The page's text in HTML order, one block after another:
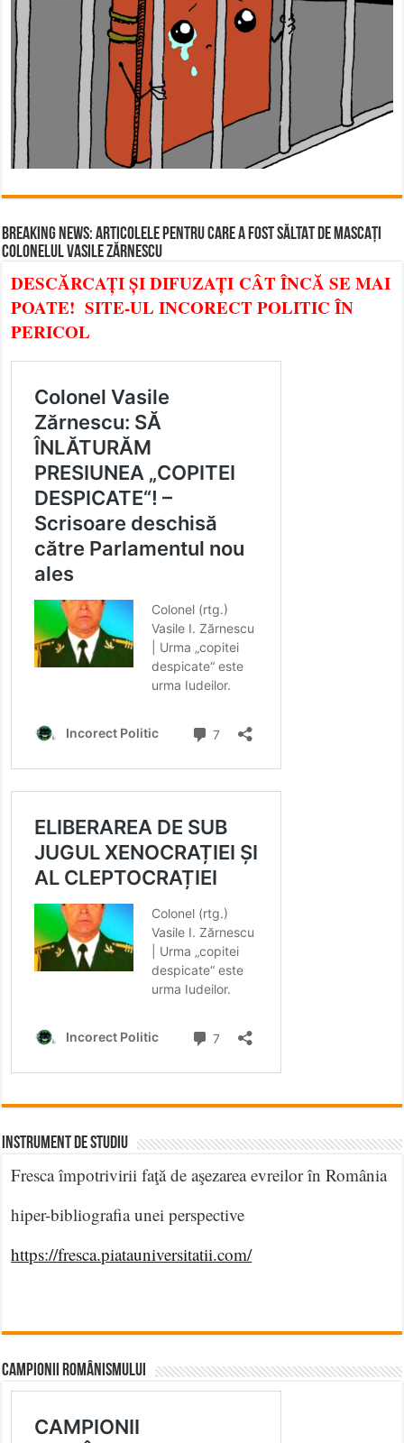
BREAKING NEWS: ARTICOLELE PENTRU CARE A FOST SĂLTAT DE MASCAȚI
COLONELUL VASILE ZĂRNESCU
DESCĂRCAȚI ȘI DIFUZAȚI CÂT ÎNCĂ SE MAI
POATE! SITE-UL INCORECT POLITIC ÎN
PERICOL
INSTRUMENT DE STUDIU
Fresca împotrivirii faţă de aşezarea evreilor în România
hiper-bibliografia unei perspective
https://fresca.piatauniversitatii.com/
CAMPIONII ROMÂNISMULUI